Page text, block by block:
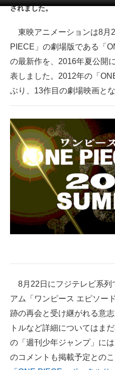
メディア
ITの今と未来を見通す
スマホと通信の最新トレンド
進化するPCとデバイスの未来
ビジネスと働き方のヒント
AI活用のいまが分かる
企業ITのトレンドを詳説
経営リーダーのコミュニティ
マーケ×ITの今がよく分かる
IT製品の技術・比較・事例
製造業のIT導入・活用を支援
モノづくり技術者専門サイト
エレクトロニクス専門サイト
されました。
東映アニメーションは8月
PIECE」の劇場版である「
の最新作を、2016年夏公開
表しました。2012年の「
ぶり、13作目の劇場映画とな
8月22日にフジテレビ系列
アム「ワンピース エピソー
跡の再会と受け継がれる意
トルなど詳細についてはま
の「週刊少年ジャンプ」に
のコメントも掲載予定との